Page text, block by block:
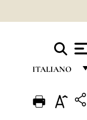
ITALIANO
ENGLISH